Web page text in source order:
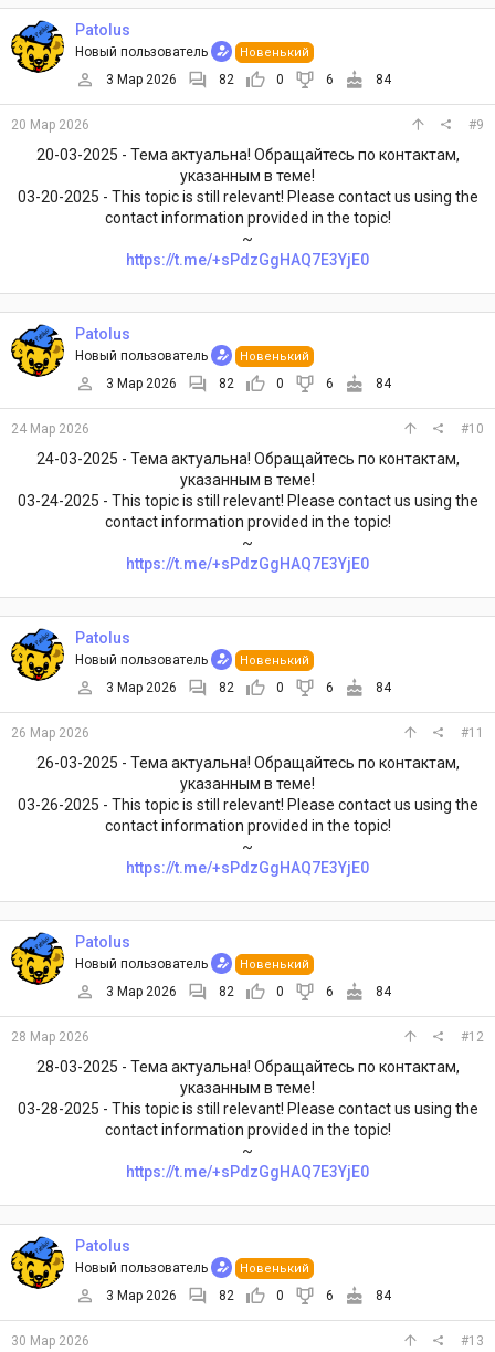
Patolus
Новый пользователь Новенький
3 Мар 2026 82 0 6 84
20 Мар 2026 #9
20-03-2025 - Тема актуальна! Обращайтесь по контактам,
указанным в теме!
03-20-2025 - This topic is still relevant! Please contact us using the
contact information provided in the topic!
~
https://t.me/+sPdzGgHAQ7E3YjE0
Patolus
Новый пользователь Новенький
3 Мар 2026 82 0 6 84
24 Мар 2026 #10
24-03-2025 - Тема актуальна! Обращайтесь по контактам,
указанным в теме!
03-24-2025 - This topic is still relevant! Please contact us using the
contact information provided in the topic!
~
https://t.me/+sPdzGgHAQ7E3YjE0
Patolus
Новый пользователь Новенький
3 Мар 2026 82 0 6 84
26 Мар 2026 #11
26-03-2025 - Тема актуальна! Обращайтесь по контактам,
указанным в теме!
03-26-2025 - This topic is still relevant! Please contact us using the
contact information provided in the topic!
~
https://t.me/+sPdzGgHAQ7E3YjE0
Patolus
Новый пользователь Новенький
3 Мар 2026 82 0 6 84
28 Мар 2026 #12
28-03-2025 - Тема актуальна! Обращайтесь по контактам,
указанным в теме!
03-28-2025 - This topic is still relevant! Please contact us using the
contact information provided in the topic!
~
https://t.me/+sPdzGgHAQ7E3YjE0
Patolus
Новый пользователь Новенький
3 Мар 2026 82 0 6 84
30 Мар 2026 #13